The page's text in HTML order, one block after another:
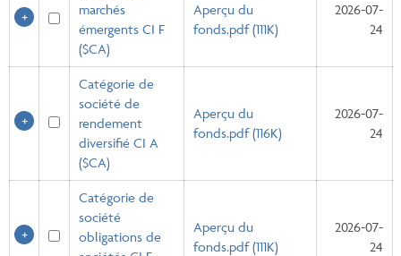
marchés
émergents CI F
($CA)
Aperçu du
fonds.pdf (111K)
2026-07-
24
Catégorie de
société de
rendement
diversifié CI A
($CA)
Aperçu du
fonds.pdf (116K)
2026-07-
24
Catégorie de
société
obligations de
Aperçu du
fonds.pdf (111K)
2026-07-
24